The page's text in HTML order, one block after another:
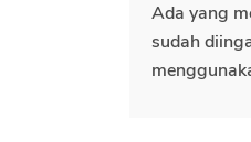
Ada yang
sudah